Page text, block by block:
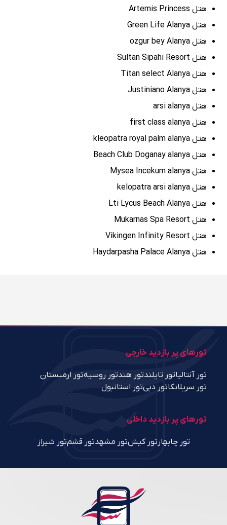
هتل Artemis Princess
هتل Green Life Alanya
هتل ozgur bey Alanya
هتل Sultan Sipahi Resort
هتل Titan select Alanya
هتل Justiniano Alanya
هتل arsi alanya
هتل first class alanya
هتل kleopatra royal palm alanya
هتل Beach Club Doganay alanya
هتل Mysea Incekum alanya
هتل kelopatra arsi alanya
هتل Lti Lycus Beach Alanya
هتل Mukarnas Spa Resort
هتل Vikingen Infinity Resort
هتل Haydarpasha Palace Alanya
تورهای پر بازدید خارجی
تور آنتالیاتور تایلندتور هندتور روسیهتور ارمنستان
تور سریلانکاتور دبیتور استانبول
تورهای پر بازدید داخلی
تور چابهار تور کیشتور مشهدتور قشمتور شیراز